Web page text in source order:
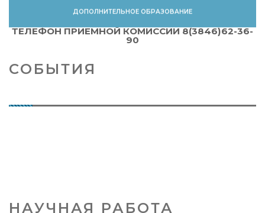
ДОПОЛНИТЕЛЬНОЕ ОБРАЗОВАНИЕ
ТЕЛЕФОН ПРИЕМНОЙ КОМИССИИ 8(3846)62-36-
90
СОБЫТИЯ
НАУЧНАЯ РАБОТА